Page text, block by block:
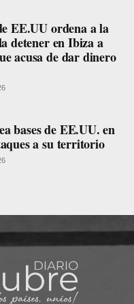
EE.UU ordena a la
detener en Ibiza a
acusa de dar dinero
bases de EE.UU. en
a su territorio